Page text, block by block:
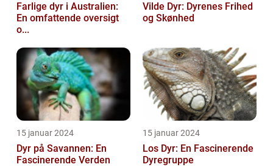
Farlige dyr i Australien:
En omfattende oversigt
o...
Vilde Dyr: Dyrenes Frihed
og Skønhed
15 januar 2024
Dyr på Savannen: En
Fascinerende Verden
15 januar 2024
Los Dyr: En Fascinerende
Dyregruppe